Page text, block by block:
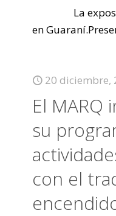
La
en
20 diciembre,
El MARQ
su
con el